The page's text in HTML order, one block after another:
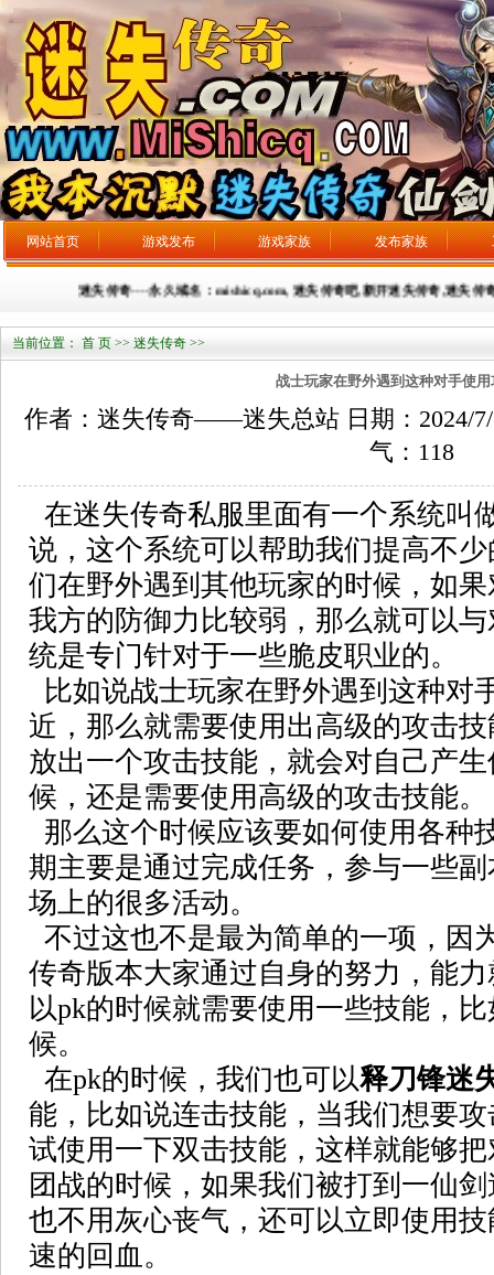
网站首页 游戏发布 游戏家族 发布家族
迷失传奇----永久域名：mishicq.com, 迷失传奇吧,新开迷失传奇,迷失传奇
当前位置： 首 页 >> 迷失传奇 >>
战士玩家在野外遇到这种对手使用
作者：迷失传奇——迷失总站 日期：2024/7/
气： 118
在迷失传奇私服里面有一个系统叫
说，这个系统可以帮助我们提高不
们在野外遇到其他玩家的时候，如
我方的防御力比较弱，那么就可以
统是专门针对于一些脆皮职业的。
比如说战士玩家在野外遇到这种对
近，那么就需要使用出高级的攻击
放出一个攻击技能，就会对自己产
候，还是需要使用高级的攻击技能。
那么这个时候应该要如何使用各种
期主要是通过完成任务，参与一些
场上的很多活动。
不过这也不是最为简单的一项，因
传奇版本大家通过自身的努力，能
以pk的时候就需要使用一些技能，
候。
在pk的时候，我们也可以释刀锋迷
能，比如说连击技能，当我们想要
试使用一下双击技能，这样就能够
团战的时候，如果我们被打到一仙
也不用灰心丧气，还可以立即使用
速的回血。